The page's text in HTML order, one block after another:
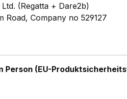
(Regatta + Dare2b)
Road, Company no 529127
(EU-